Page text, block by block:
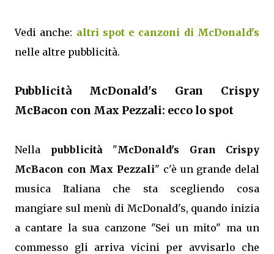
Vedi anche: altri spot e canzoni di McDonald's
nelle altre pubblicità.
Pubblicità McDonald's Gran Crispy
McBacon con Max Pezzali: ecco lo spot
Nella pubblicità"McDonald's Gran Crispy
McBacon con Max Pezzali" c'è un grande delal
musica Italiana che sta scegliendo cosa
mangiare sul menù di McDonald's, quando inizia
a cantare la sua canzone "Sei un mito" ma un
commesso gli arriva vicini per avvisarlo che